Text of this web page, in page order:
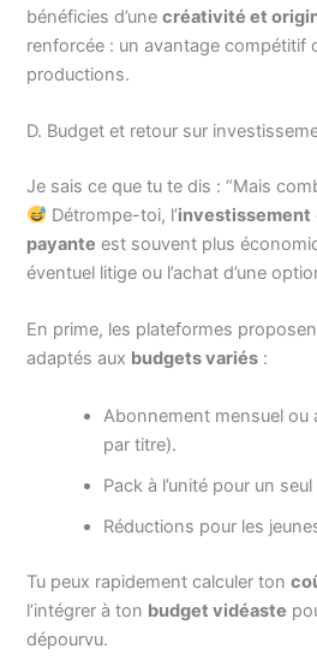
bénéficies d’unecréativité et
renforcée : un avantage compétitif
productions.
D. Budget et retour sur
Je sais ce que tu te dis : “Mais
Détrompe-toi, l’investissement
payante est souvent plus
éventuel litige ou l’achat d’une
En prime, les plateformes
adaptés aux budgets variés :
Abonnement mensuel ou
par titre).
Pack à l’unité pour un
Réductions pour les
Tu peux rapidement calculer ton
l’intégrer à ton budget vidéaste
dépourvu.